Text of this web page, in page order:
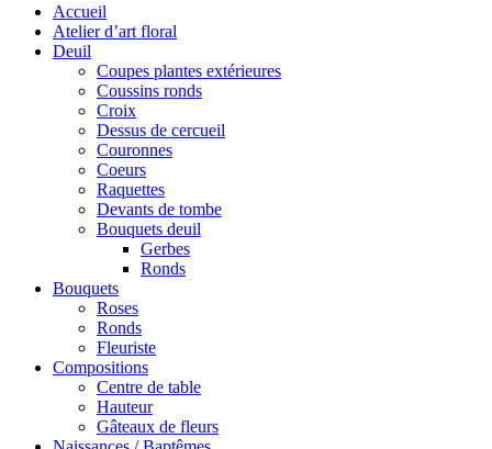
Close
Menu
Accueil
Atelier d’art floral
Deuil
Coupes plantes extérieures
Coussins ronds
Croix
Dessus de cercueil
Couronnes
Coeurs
Raquettes
Devants de tombe
Bouquets deuil
Gerbes
Ronds
Bouquets
Roses
Ronds
Fleuriste
Compositions
Centre de table
Hauteur
Gâteaux de fleurs